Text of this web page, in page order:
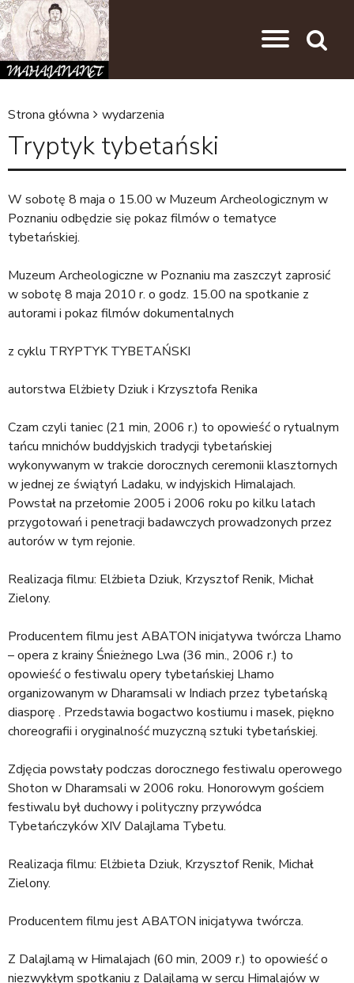
J
e
t
e
t
u
a
j
Strona główna wydarzenia
Tryptyk tybetański
W sobotę 8 maja o 15.00 w Muzeum Archeologicznym w
Poznaniu odbędzie się pokaz filmów o tematyce
tybetańskiej.
Muzeum Archeologiczne w Poznaniu ma zaszczyt zaprosić
w sobotę 8 maja 2010 r. o godz. 15.00 na spotkanie z
autorami i pokaz filmów dokumentalnych
z cyklu TRYPTYK TYBETAŃSKI
autorstwa Elżbiety Dziuk i Krzysztofa Renika
Czam czyli taniec (21 min, 2006 r.) to opowieść o rytualnym
tańcu mnichów buddyjskich tradycji tybetańskiej
wykonywanym w trakcie dorocznych ceremonii klasztornych
w jednej ze świątyń Ladaku, w indyjskich Himalajach.
Powstał na przełomie 2005 i 2006 roku po kilku latach
przygotowań i penetracji badawczych prowadzonych przez
autorów w tym rejonie.
Realizacja filmu: Elżbieta Dziuk, Krzysztof Renik, Michał
Zielony.
Producentem filmu jest ABATON inicjatywa twórcza Lhamo
– opera z krainy Śnieżnego Lwa (36 min., 2006 r.) to
opowieść o festiwalu opery tybetańskiej Lhamo
organizowanym w Dharamsali w Indiach przez tybetańską
diasporę . Przedstawia bogactwo kostiumu i masek, piękno
choreografii i oryginalność muzyczną sztuki tybetańskiej.
Zdjęcia powstały podczas dorocznego festiwalu operowego
Shoton w Dharamsali w 2006 roku. Honorowym gościem
festiwalu był duchowy i polityczny przywódca
Tybetańczyków XIV Dalajlama Tybetu.
Realizacja filmu: Elżbieta Dziuk, Krzysztof Renik, Michał
Zielony.
Producentem filmu jest ABATON inicjatywa twórcza.
Z Dalajlamą w Himalajach (60 min, 2009 r.) to opowieść o
niezwykłym spotkaniu z Dalajlamą w sercu Himalajów w